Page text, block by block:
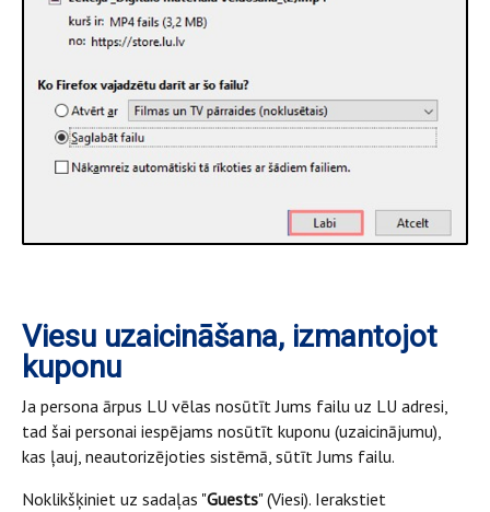
Viesu uzaicināšana, izmantojot
kuponu
Ja persona ārpus LU vēlas nosūtīt Jums failu uz LU adresi,
tad šai personai iespējams nosūtīt kuponu (uzaicinājumu),
kas ļauj, neautorizējoties sistēmā, sūtīt Jums failu.
Noklikšķiniet uz sadaļas "Guests" (Viesi). Ierakstiet